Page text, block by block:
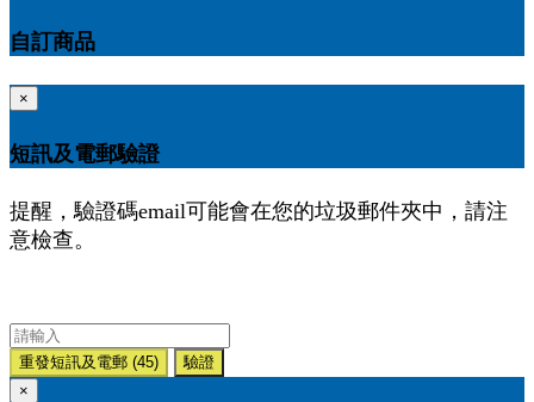
自訂商品
×
短訊及電郵驗證
提醒，驗證碼email可能會在您的垃圾郵件夾中，請注
意檢查。
重發短訊及電郵 (45)
驗證
×